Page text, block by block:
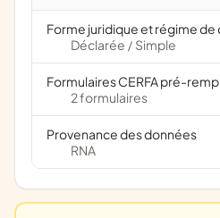
Forme juridique et régime de
Déclarée / Simple
Formulaires CERFA pré-
2 formulaires
Provenance des données
RNA